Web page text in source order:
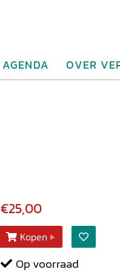
AGENDA OVER
€25,00
Kopen
Op voorraad